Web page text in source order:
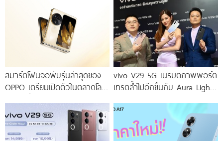
สมาร์ตโฟนจอพับรุ่นล่าสุดของ
OPPO เตรียมเปิดตัวในตลาดโลก
vivo V29 5G เนรมิตภาพพอร์ต
เทรตล้ำไปอีกขั้นกับ Aura Light
โดดเด่นด้วยสุนทรียศาสตร์แห่ง